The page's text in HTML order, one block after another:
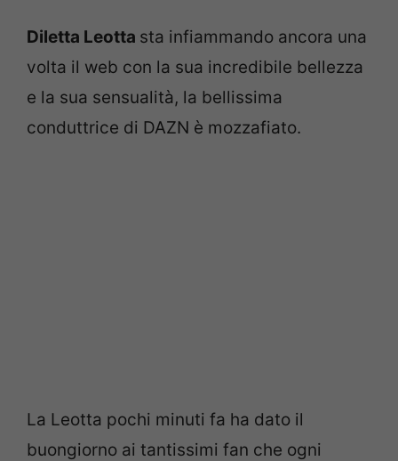
Diletta Leotta sta infiammando ancora una
volta il web con la sua incredibile bellezza
e la sua sensualità, la bellissima
conduttrice di DAZN è mozzafiato.
La Leotta pochi minuti fa ha dato il
buongiorno ai tantissimi fan che ogni